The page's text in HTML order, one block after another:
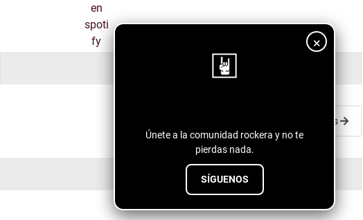
×
Únete a la comunidad rockera y no te
pierdas nada.
SÍGUENOS
Entradas antiguas